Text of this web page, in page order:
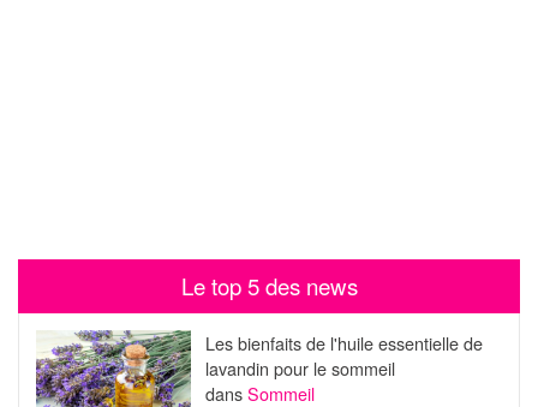
Le top 5 des news
Les bienfaits de l'huile essentielle de
lavandin pour le sommeil
dansSommeil